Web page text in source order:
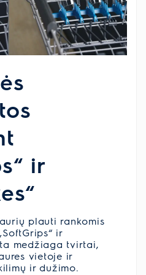
ir
plauti rankomis
ir
medžiaga tvirtai,
vietoje ir
ir dužimo.